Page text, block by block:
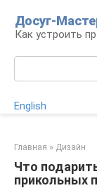
контенту
Досуг-
Как устроить
English
Главная » Дизайн
Что
прикольных